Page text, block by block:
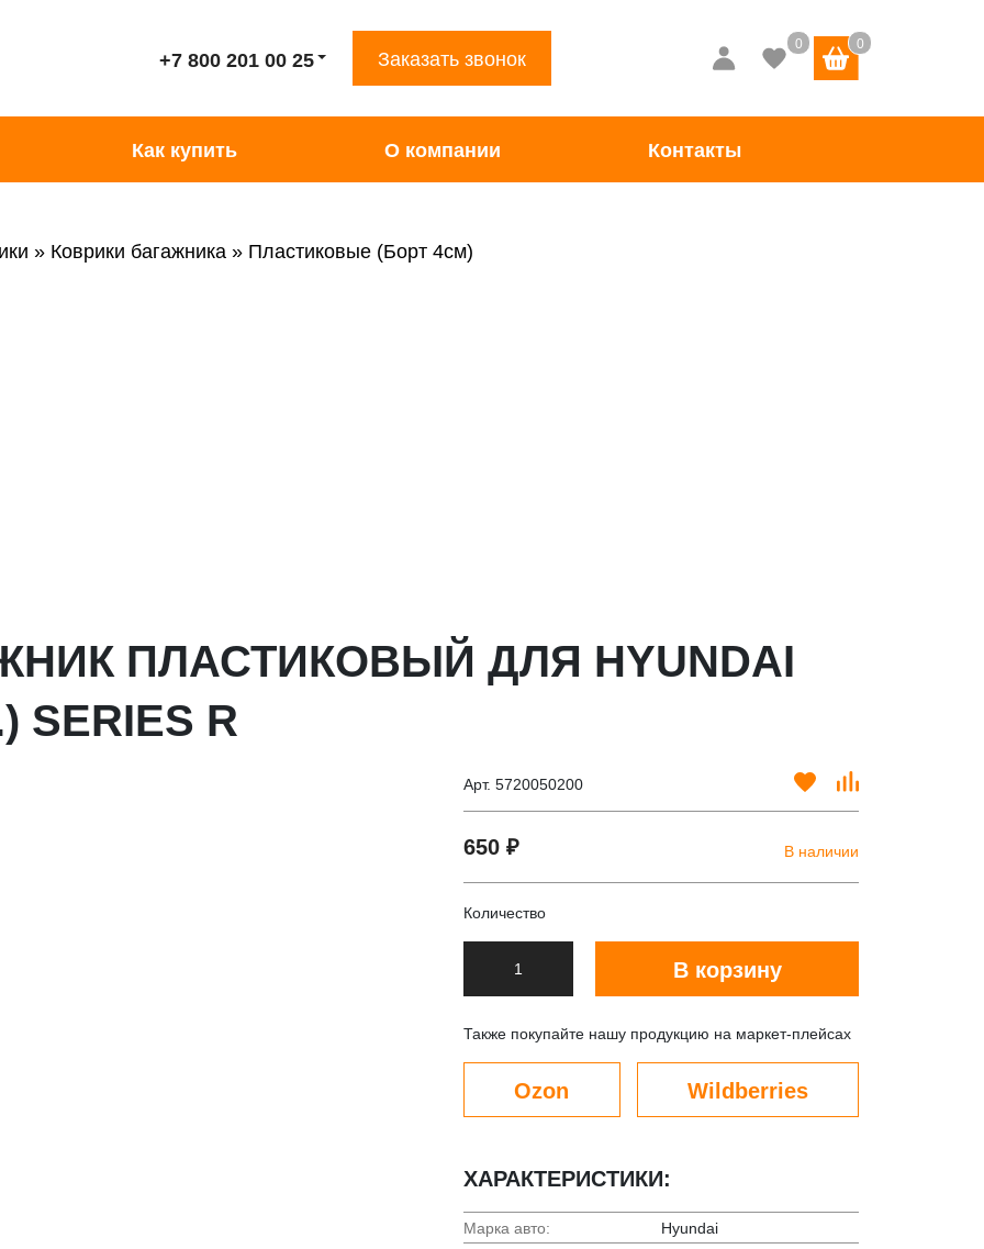
+7 800 201 00 25 Заказать звонок
Как купить О компании Контакты
Коврики багажника Пластиковые (Борт 4см)
ПЛАСТИКОВЫЙ ДЛЯ HYUNDAI
SERIES R
Арт. 5720050200
650 ₽ В наличии
Количество
В корзину
Также покупайте нашу продукцию на маркет-плейсах
Ozon Wildberries
ХАРАКТЕРИСТИКИ:
Марка авто:
Hyundai